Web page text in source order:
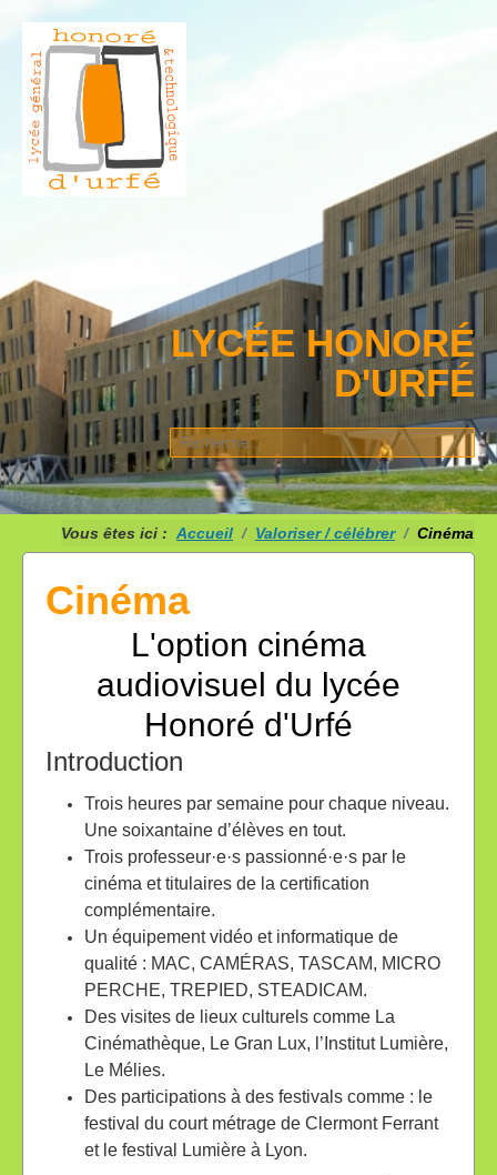
≡
LYCÉE HONORÉ
D'URFÉ
Vous êtes ici : Accueil Valoriser / célébrer Cinéma
Cinéma
L'option cinéma
audiovisuel du lycée
Honoré d'Urfé
Introduction
Trois heures par semaine pour chaque niveau.
Une soixantaine d’élèves en tout.
Trois professeur·e·s passionné·e·s par le
cinéma et titulaires de la certification
complémentaire.
Un équipement vidéo et informatique de
qualité : MAC, CAMÉRAS, TASCAM, MICRO
PERCHE, TREPIED, STEADICAM.
Des visites de lieux culturels comme La
Cinémathèque, Le Gran Lux, l’Institut Lumière,
Le Mélies.
Des participations à des festivals comme : le
festival du court métrage de Clermont Ferrant
et le festival Lumière à Lyon.